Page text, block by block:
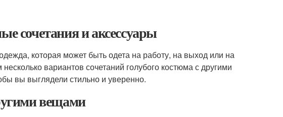
сочетания и аксессуары
которая может быть одета на работу, на выход или на
вариантов сочетаний голубого костюма с другими
вы выглядели стильно и уверенно.
вещами